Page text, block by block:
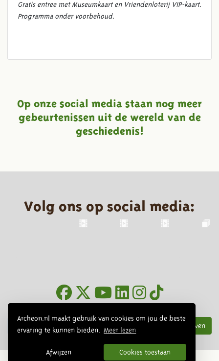
Archeon.nl maakt gebruik van cookies om jou de beste
ervaring te kunnen bieden.
Meer lezen
Afwijzen Cookies toestaan
Gratis entree met Museumkaart en Vriendenloterij VIP-kaart.
Programma onder voorbehoud.
Op onze social media staan nog meer
gebeurtenissen uit de wereld van de
geschiedenis!
Volg ons op social media:
Inschrijven